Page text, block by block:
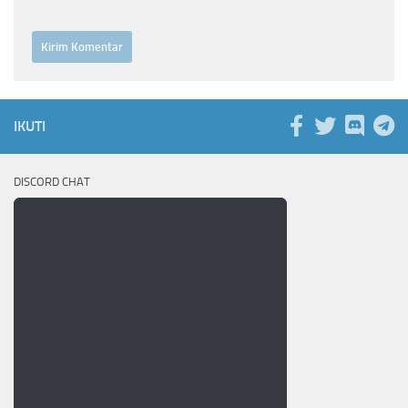
IKUTI
DISCORD CHAT